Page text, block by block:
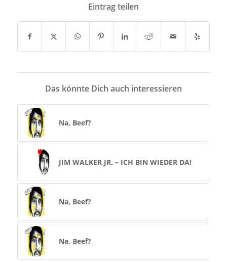
Eintrag teilen
Das könnte Dich auch interessieren
Na, Beef?
JIM WALKER JR. – ICH BIN WIEDER DA!
Na, Beef?
Na, Beef?